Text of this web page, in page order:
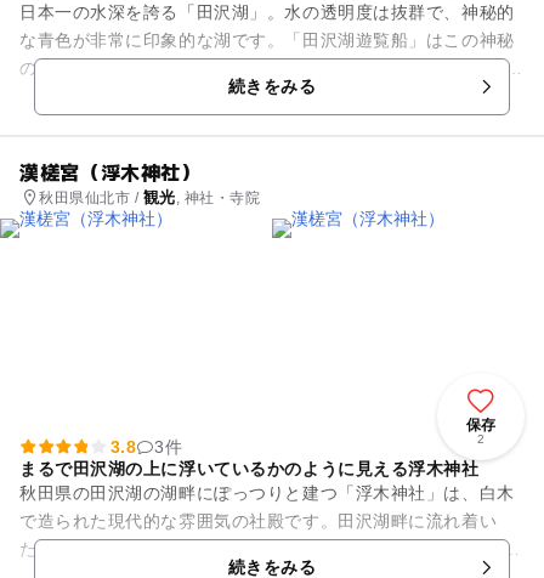
日本一の水深を誇る「田沢湖」。水の透明度は抜群で、神秘的
な青色が非常に印象的な湖です。「田沢湖遊覧船」はこの神秘
の湖の景観を約40分間船の上から楽しむことができます。 発着
続きをみる
漢槎宮（浮木神社）
秋田県仙北市 / 観光 , 神社・寺院
保存
2
3.8
3件
まるで田沢湖の上に浮いているかのように見える浮木神社
秋田県の田沢湖の湖畔にぽっつりと建つ「浮木神社」は、白木
で造られた現代的な雰囲気の社殿です。田沢湖畔に流れ着い
た、大木である浮木を祭った神社であるといわれています。 少
続きをみる